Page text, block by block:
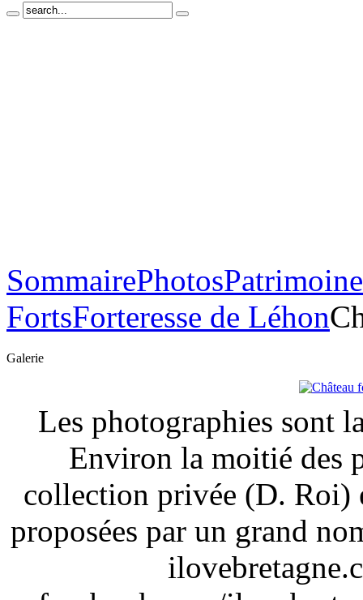
SommairePhotos
FortsForteresse de Léhon
Galerie
Les photographies sont
Environ la moitié des
collection privée (D. Roi)
proposées par un grand